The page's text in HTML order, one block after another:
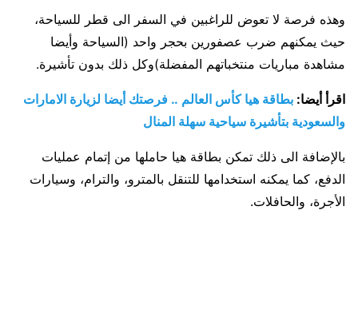
وهذه فرصة لا تعوض للراغبين في السفر الى قطر للسياحة،
حيث يمكنهم ضرب عصفورين بحجر واحد (السياحة وأيضا
مشاهدة مباريات منتخباتهم المفضلة)وكل ذلك بدون تأشيرة.
اقرأ أيضا: بطاقة هيا كأس العالم .. فرصتك أيضا لزيارة الامارات
والسعودية بتأشيرة سياحية سهلة المنال
بالإضافة الى ذلك تمكن بطاقة هيا حاملها من إتمام عمليات
الدفع، كما يمكنه استخدامها للتنقل بالمترو، والترام، وسيارات
الأجرة، والحافلات.